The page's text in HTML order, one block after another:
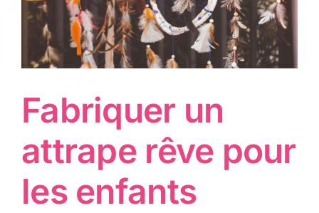
Fabriquer un
attrape rêve pour
les enfants